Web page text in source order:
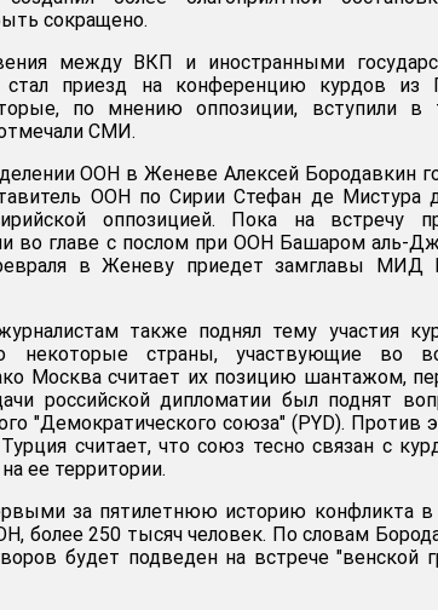
сокращено.
между ВКП и иностранными
приезд на конференцию курдов из
по мнению оппозиции, вступили в
СМИ.
ООН в Женеве Алексей Бородавкин
ООН по Сирии Стефан де Мистура
оппозицией. Пока на встречу
во главе с послом при ООН Башаром аль-
в Женеву приедет замглавы МИД
также поднял тему участия
некоторые страны, участвующие во
Москва считает их позицию шантажом,
российской дипломатии был поднят
"Демократического союза" (PYD). Против
считает, что союз тесно связан с
ее территории.
за пятилетнюю историю конфликта в
более 250 тысяч человек. По словам
будет подведен на встрече "венской